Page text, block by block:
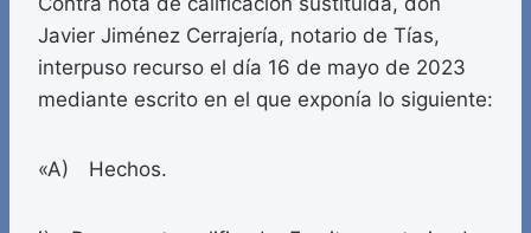
Javier Jiménez Cerrajería, notario de Tías,
interpuso recurso el día 16 de mayo de 2023
mediante escrito en el que exponía lo siguiente:
«A) Hechos.